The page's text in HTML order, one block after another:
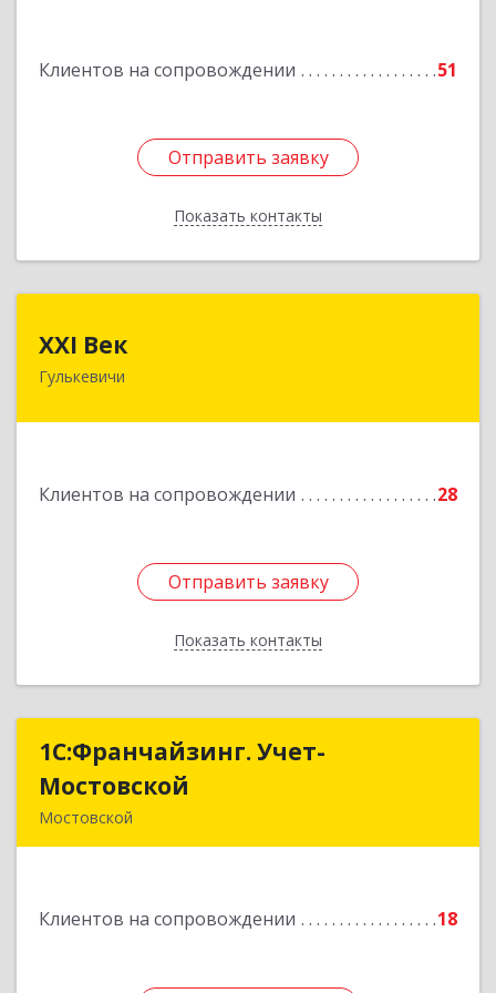
Клиентов на сопровождении 51
Отправить заявку
Показать контакты
Отправить заявку
Назад
XXI Век
Гулькевичи
Клиентов на сопровождении 28
Отправить заявку
Показать контакты
Отправить заявку
Назад
1С:Франчайзинг. Учет-
Мостовской
Мостовской
Клиентов на сопровождении 18
1С:Франчайзинг. Учет-